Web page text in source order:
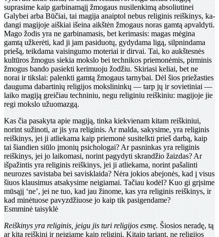
suprasime kaip gar­binamąjį žmogaus nusilenkimą absoliutinei
Galybei arba Būčiai, tai magija anaiptol nebus religinis reiškinys, ka­
dangi magijoje aiškiai išeina aikštėn žmogaus noras gam­tą apvaldyti.
Mago žodis yra ne garbinamasis, bet keri­masis: magas mėgina
gamtą užkerėti, kad ji jam pasi­duotų, gydydama ligą, silpnindama
priešą, teikdama vai­singumo moteriai ir dirvai. Tai, ko aukštesnės
kultūros žmogus siekia mokslo bei technikos priemonėmis, pirmi­nis
žmogus bando pasiekti kerimuoju žodžiu. Skiriasi keliai, bet ne
norai ir tikslai: palenkti gamtą žmogaus tar­nybai. Dėl šios priežasties
dauguma dabartinių religijos mokslininkų — tarp jų ir sovietiniai —
laiko magiją grei­čiau techniniu, negu religiniu reiškiniu: magijoje jie
regi mokslo užuomazgą.
Kas čia pasakyta apie magiją, tinka kiekvienam kitam reiškiniui,
norint sužinoti, ar jis yra religinis. Ar malda, sakysime, yra religinis
reiškinys, jei ji atliekama kaip priemonė susitelkti prieš darbą, kaip
tai šiandien siūlo įmonių psichologai? Ar pasninkas yra religinis
reiškinys, jei jo laikomasi, norint pagydyti skrandžio žaizdas? Ar
išpažintis yra religinis reiškinys, jei ji atliekama, norint pašalinti
neurozes savistaba bei savisklaida? Nėra jokios abejonės, kad į visus
šiuos klausimus atsakysime neigia­mai. Tačiau kodėl? Kuo gi grįsime
mūsąjį ‘ne’, jei ne tuo, kad jau žinome, kas yra religinis reiškinys, ir
kad minė­tuose pavyzdžiuose jo kaip tik pasigendame?
Esmminė taisyklė
Reiškinys yra religinis, jeigu jis turi religijos esmę. Šio­sios neradę, tą
ar kitą reiškinį ir neigiame kaip religinį. Kitaip tariant, ne religijos